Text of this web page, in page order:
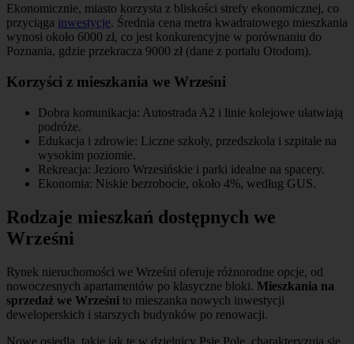
Ekonomicznie, miasto korzysta z bliskości strefy ekonomicznej, co
przyciąga inwestycje. Średnia cena metra kwadratowego mieszkania
wynosi około 6000 zł, co jest konkurencyjne w porównaniu do
Poznania, gdzie przekracza 9000 zł (dane z portalu Otodom).
Korzyści z mieszkania we Wrześni
Dobra komunikacja: Autostrada A2 i linie kolejowe ułatwiają
podróże.
Edukacja i zdrowie: Liczne szkoły, przedszkola i szpitale na
wysokim poziomie.
Rekreacja: Jezioro Wrzesińskie i parki idealne na spacery.
Ekonomia: Niskie bezrobocie, około 4%, według GUS.
Rodzaje mieszkań dostępnych we
Wrześni
Rynek nieruchomości we Wrześni oferuje różnorodne opcje, od
nowoczesnych apartamentów po klasyczne bloki. Mieszkania na
sprzedaż we Wrześni to mieszanka nowych inwestycji
deweloperskich i starszych budynków po renowacji.
Nowe osiedla, takie jak te w dzielnicy Psie Pole, charakteryzują się